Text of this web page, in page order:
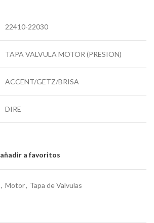
22410-22030
TAPA VALVULA MOTOR (PRESION)
ACCENT/GETZ/BRISA
DIRE
añadir a favoritos
, Motor, Tapa de Valvulas